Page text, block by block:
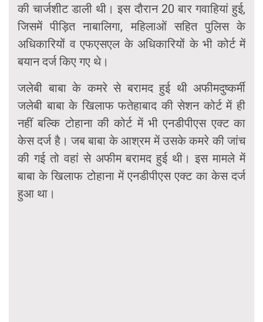
की चार्जशीट डाली थी। इस दौरान 20 बार गवाहियां हुई,
जिसमें पीड़ित नाबालिगा, महिलाओं सहित पुलिस के
अधिकारियों व एफएसएल के अधिकारियों के भी कोर्ट में
बयान दर्ज किए गए थे।
जलेबी बाबा के कमरे से बरामद हुई थी अफीमदुष्कर्मी
जलेबी बाबा के खिलाफ फतेहाबाद की सेशन कोर्ट में ही
नहीं बल्कि टोहाना की कोर्ट में भी एनडीपीएस एक्ट का
केस दर्ज है। जब बाबा के आश्रम में उसके कमरे की जांच
की गई तो वहां से अफीम बरामद हुई थी। इस मामले में
बाबा के खिलाफ टोहाना में एनडीपीएस एक्ट का केस दर्ज
हुआ था।